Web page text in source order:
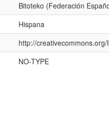
Bitoteko (Federación
Hispana
http://
NO-TYPE